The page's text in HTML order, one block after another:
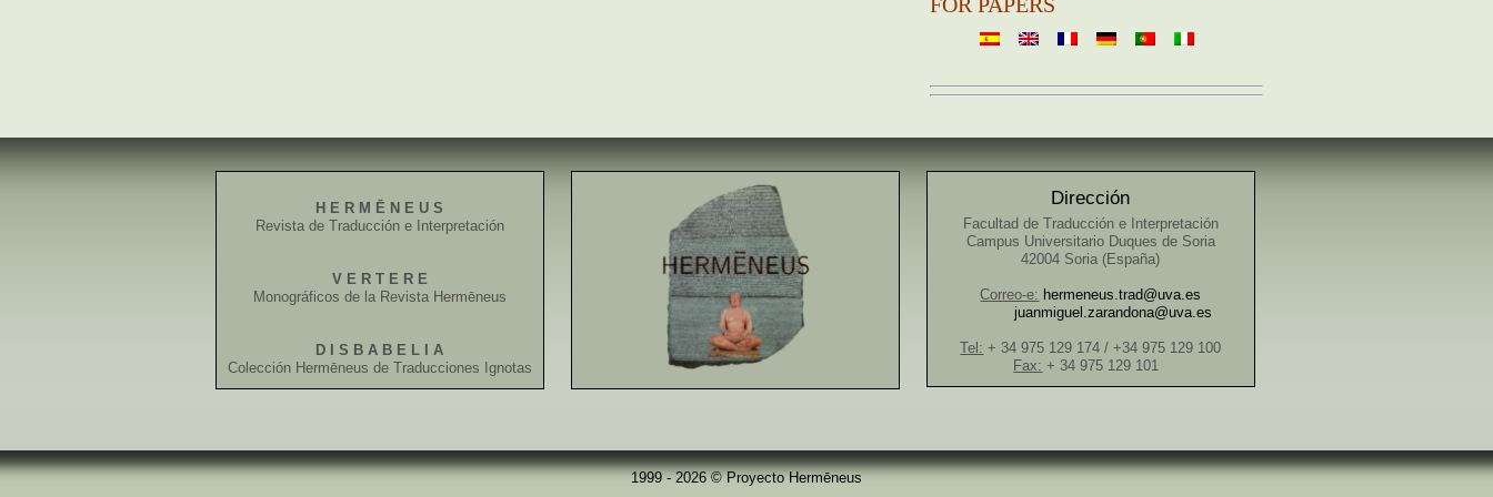
FOR PAPERS
H E R M Ē N E U S
Revista de Traducción e Interpretación
V E R T E R E
Monográficos de la Revista Hermēneus
D I S B A B E L I A
Colección Hermēneus de Traducciones Ignotas
Dirección
Facultad de Traducción e Interpretación
Campus Universitario Duques de Soria
42004 Soria (España)
Correo-e: hermeneus.trad@uva.es
juanmiguel.zarandona@uva.es
Tel: + 34 975 129 174 / +34 975 129 100
Fax: + 34 975 129 101
1999 - 2026 © Proyecto Hermēneus